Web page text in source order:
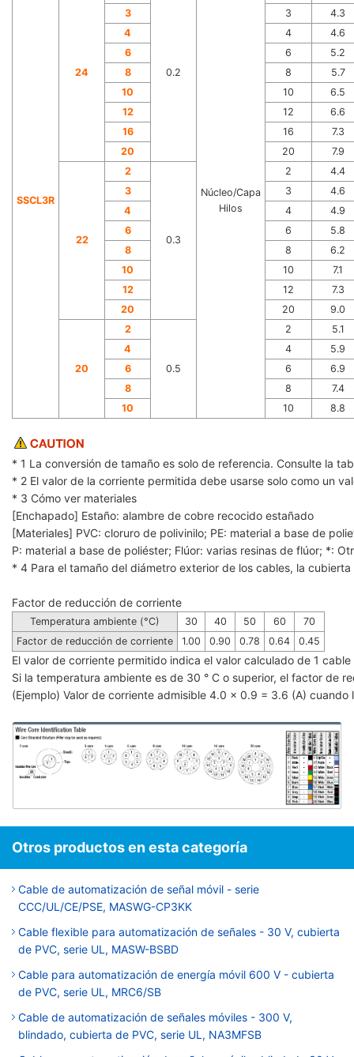
SSCL3R
24 0.2
Núcleo/Capa
Hilos
3
3
4.3
4
4
4.6
6
6
5.2
8
8
5.7
10
10
6.5
12
12
6.6
16
16
7.3
20
20 7.9
22
2
0.3
2
4.4
3
3
4.6
4
4
4.9
6
6
5.8
8
8
6.2
10
10
7.1
12
12
7.3
20
20 9.0
20
2
0.5
2
5.1
4
4
5.9
6
6
6.9
8
8
7.4
10
10 8.8
* 1 La conversión de tamaño es solo de referencia. Consulte la
* 2 El valor de la corriente permitida debe usarse solo como un
* 3 Cómo ver materiales
[Enchapado] Estaño: alambre de cobre recocido estañado
[Materiales] ‌PVC: cloruro de polivinilo; PE: material a base de
P: material a base de poliéster; Flúor: varias resinas de flúor; *:
* 4 Para el tamaño del diámetro exterior de los cables, la
Factor de reducción de corriente
Temperatura ambiente (°C) 30 40 50 60
70
Factor de reducción de corriente
1.00 0.90 0.78 0.64 0.45
El valor de corriente permitido indica el valor calculado de 1
Si la temperatura ambiente es de 30 ° C o superior, el factor de
(Ejemplo) Valor de corriente admisible 4.0 x 0.9 = 3.6 (A)
Otros productos en esta categoría
Cable de automatización de señal móvil - serie
CCC/UL/CE/PSE, MASWG-CP3KK
Cable flexible para automatización de señales - 30 V, cubierta
de PVC, serie UL, MASW-BSBD
Cable para automatización de energía móvil 600 V - cubierta
de PVC, serie UL, MRC6/SB
Cable de automatización de señales móviles - 300 V,
blindado, cubierta de PVC, serie UL, NA3MFSB